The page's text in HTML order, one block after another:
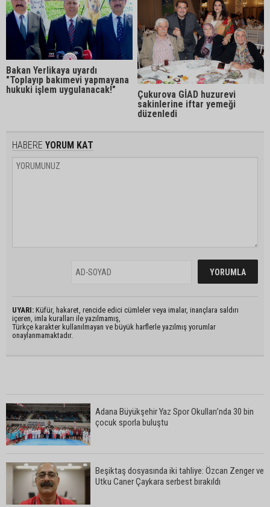
Bakan Yerlikaya uyardı
"Toplayıp bakımevi yapmayana
hukuki işlem uygulanacak!"
Çukurova GİAD huzurevi
sakinlerine iftar yemeği
düzenledi
HABERE YORUM KAT
UYARI: Küfür, hakaret, rencide edici cümleler veya imalar, inançlara saldırı
içeren, imla kuralları ile yazılmamış,
Türkçe karakter kullanılmayan ve büyük harflerle yazılmış yorumlar
onaylanmamaktadır.
Adana Büyükşehir Yaz Spor Okulları’nda 30 bin
çocuk sporla buluştu
Beşiktaş dosyasında iki tahliye: Özcan Zenger ve
Utku Caner Çaykara serbest bırakıldı